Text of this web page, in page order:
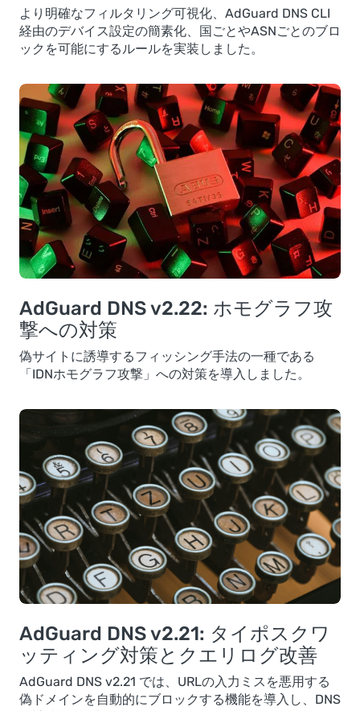
より明確なフィルタリング可視化、AdGuard DNS CLI
経由のデバイス設定の簡素化、国ごとやASNごとのブロ
ックを可能にするルールを実装しました。
AdGuard DNS v2.22: ホモグラフ攻
撃への対策
偽サイトに誘導するフィッシング手法の一種である
「IDNホモグラフ攻撃」への対策を導入しました。
AdGuard DNS v2.21: タイポスクワ
ッティング対策とクエリログ改善
AdGuard DNS v2.21 では、URLの入力ミスを悪用する
偽ドメインを自動的にブロックする機能を導入し、DNS